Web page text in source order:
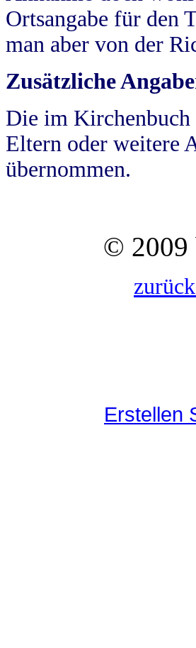
Ortsangabe für den
man aber von der
Zusätzliche
Die im Kirchenbuch
Eltern oder weitere
übernommen.
© 2009
Erstellen